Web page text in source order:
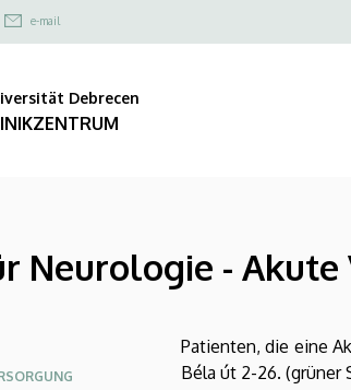
e-mail
Felső
Debrecen
Neurologie - Akute
Patienten, die eine
Béla út 2-26. (grüner